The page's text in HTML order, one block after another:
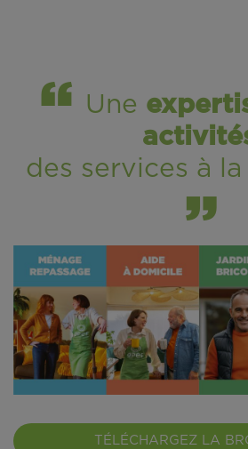
Une
des services à
TÉLÉCHARGEZ LA